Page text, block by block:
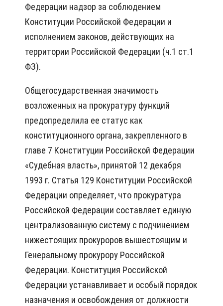
Федерации надзор за соблюдением
Конституции Российской Федерации и
исполнением законов, действующих на
территории Российской Федерации (ч.1 ст.1
ФЗ).
Общегосударственная значимость
возложенных на прокуратуру функций
предопределила ее статус как
конституционного органа, закрепленного в
главе 7 Конституции Российской Федерации
«Судебная власть», принятой 12 декабря
1993 г. Статья 129 Конституции Российской
Федерации определяет, что прокуратура
Российской Федерации составляет единую
централизованную систему с подчинением
нижестоящих прокуроров вышестоящим и
Генеральному прокурору Российской
Федерации. Конституция Российской
Федерации устанавливает и особый порядок
назначения и освобождения от должности